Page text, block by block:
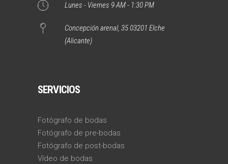
Lunes - Viernes 9 AM - 1:30 PM
Concepción arenal, 35 03201 Elche
(Alicante)
SERVICIOS
Fotógrafo de bodas
Fotógrafo de pre-bodas
Fotógrafo de post-bodas
Vídeo de bodas